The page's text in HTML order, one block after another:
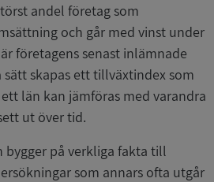
andel företag som
och går med vinst under
företagens senast inlämnade
sätt skapas ett tillväxtindex som
län kan jämföras med varandra
ut över tid.
bygger på verkliga fakta till
som annars ofta utgår